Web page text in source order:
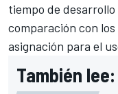
tiempo de
comparación con
asignación para el
También lee: